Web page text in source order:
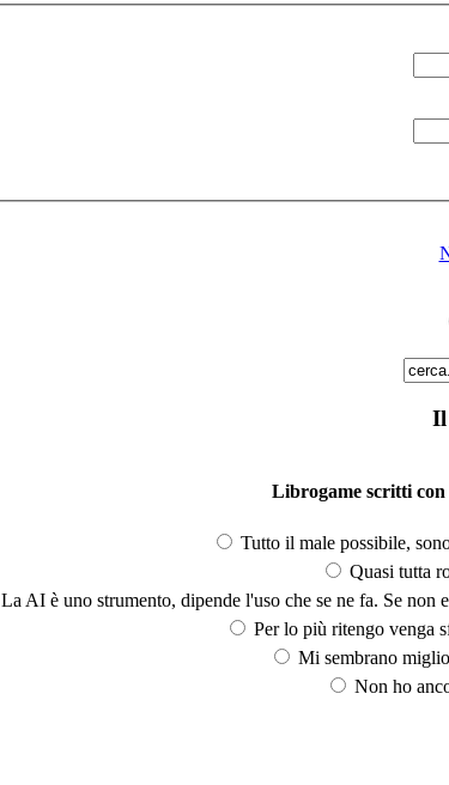
Il
Librogame scritti con
Tutto il male possibile,
Quasi tutta
La AI è uno strumento, dipende l'uso che se ne fa. Se non
Per lo più ritengo venga
Mi sembrano
Non ho